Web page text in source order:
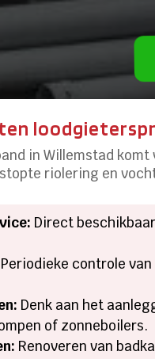
in Willemstad
riolering en
Direct
Periodieke controle
Denk aan het
of zonneboilers.
Renoveren van